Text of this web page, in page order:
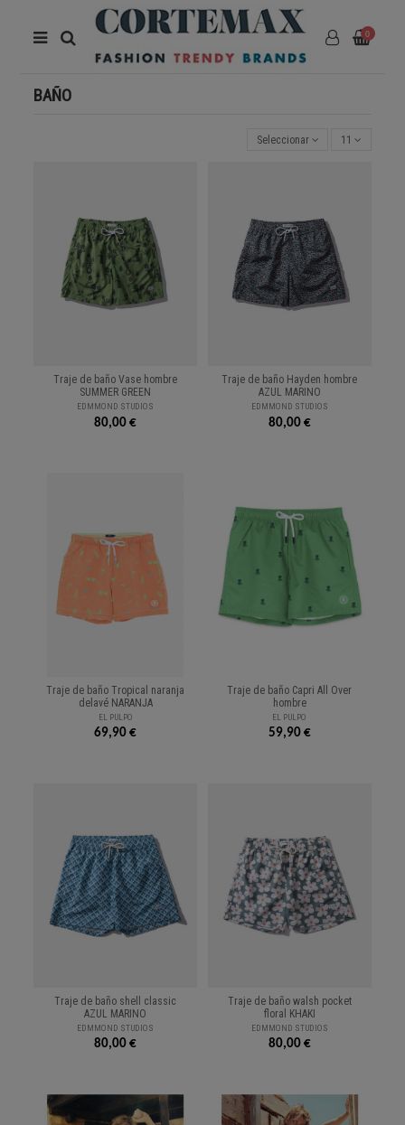
0
BAÑO
Seleccionar 11
Traje de baño Vase hombre
SUMMER GREEN
EDMMOND STUDIOS
80,00 €
Traje de baño Hayden hombre
AZUL MARINO
EDMMOND STUDIOS
80,00 €
Traje de baño Tropical naranja
delavé NARANJA
EL PULPO
69,90 €
Traje de baño Capri All Over
hombre
EL PULPO
59,90 €
Traje de baño shell classic
AZUL MARINO
EDMMOND STUDIOS
80,00 €
Traje de baño walsh pocket
floral KHAKI
EDMMOND STUDIOS
80,00 €